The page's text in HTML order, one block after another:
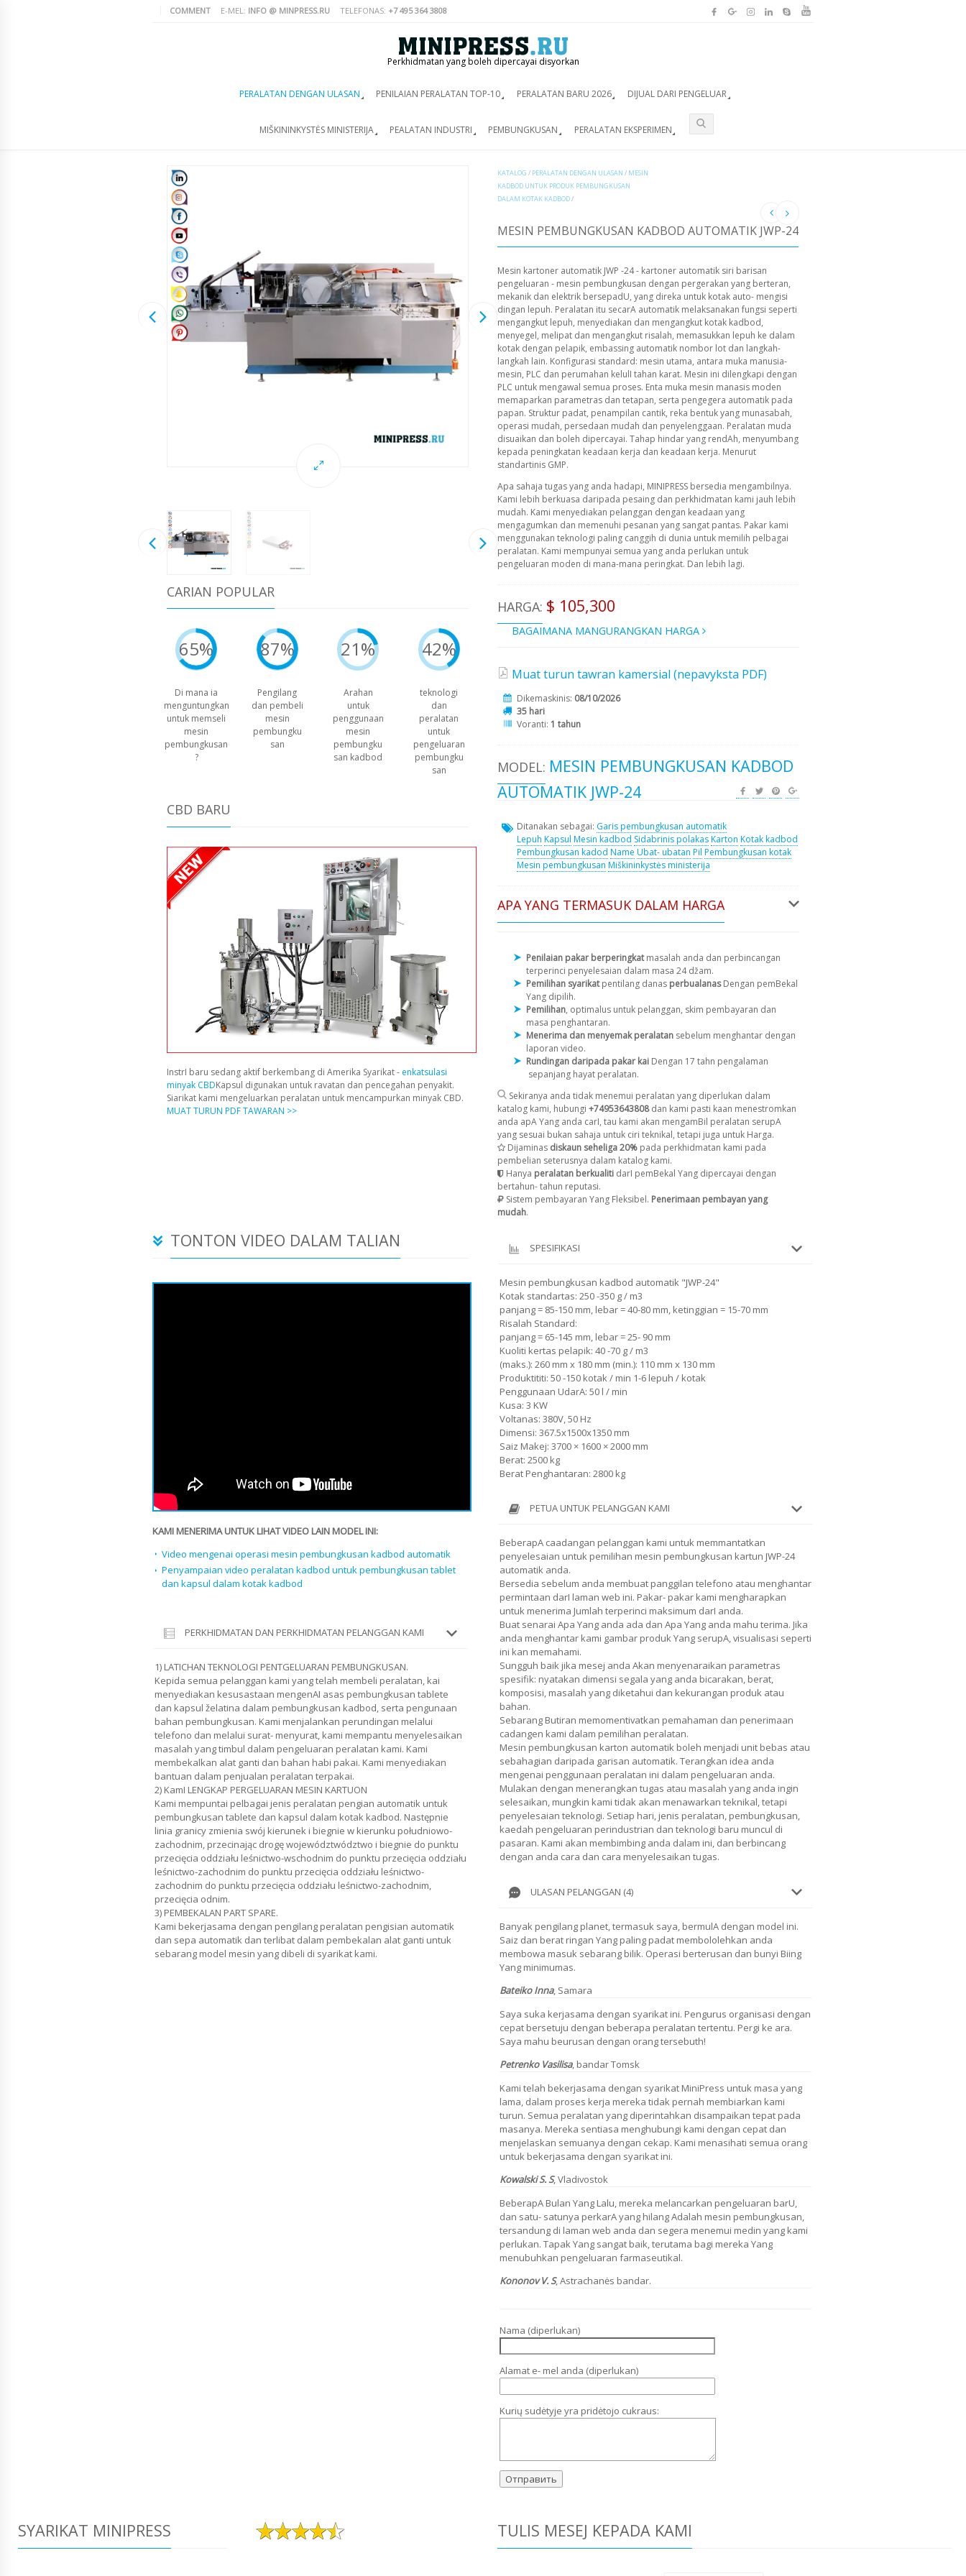
COMMENT E-MEL: INFO @ MINPRESS.RU TELEFONAS: +7 495 364 3808
Perkhidmatan yang boleh dipercayai disyorkan
PERALATAN DENGAN ULASAN PENILAIAN PERALATAN TOP-10 PERALATAN BARU 2026 DIJUAL DARI PENGELUAR
MIŠKININKYSTĖS MINISTERIJA PEALATAN INDUSTRI PEMBUNGKUSAN PERALATAN EKSPERIMEN
CARIAN POPULAR
65%
Di mana ia
menguntungkan
untuk memseli
mesin
pembungkusan
?
87%
Pengilang
dan pembeli
mesin
pembungku
san
21%
Arahan
untuk
penggunaan
mesin
pembungku
san kadbod
42%
teknologi
dan
peralatan
untuk
pengeluaran
pembungku
san
CBD BARU
InstrI baru sedang aktif berkembang di Amerika Syarikat - enkatsulasi
minyak CBDKapsul digunakan untuk ravatan dan pencegahan penyakit.
Siarikat kami mengeluarkan peralatan untuk mencampurkan minyak CBD.
MUAT TURUN PDF TAWARAN >>
KATALOG / PERALATAN DENGAN ULASAN / MESIN
KADBOD UNTUK PRODUK PEMBUNGKUSAN
DALAM KOTAK KADBOD/
MESIN PEMBUNGKUSAN KADBOD AUTOMATIK JWP-24
Mesin kartoner automatik JWP -24 - kartoner automatik siri barisan
pengeluaran - mesin pembungkusan dengan pergerakan yang berteran,
mekanik dan elektrik bersepadU, yang direka untuk kotak auto- mengisi
dingan lepuh. Peralatan itu secarA automatik melaksanakan fungsi seperti
mengangkut lepuh, menyediakan dan mengangkut kotak kadbod,
menyegel, melipat dan mengangkut risalah, memasukkan lepuh ke dalam
kotak dengan pelapik, embassing automatik nombor lot dan langkah-
langkah lain. Konfigurasi standard: mesin utama, antara muka manusia-
mesin, PLC dan perumahan kelulI tahan karat. Mesin ini dilengkapi dengan
PLC untuk mengawal semua proses. Enta muka mesin manasis moden
memaparkan parametras dan tetapan, serta pengegera automatik pada
papan. Struktur padat, penampilan cantik, reka bentuk yang munasabah,
operasi mudah, persedaan mudah dan penyelenggaan. Peralatan muda
disuaikan dan boleh dipercayai. Tahap hindar yang rendAh, menyumbang
kepada peningkatan keadaan kerja dan keadaan kerja. Menurut
standartinis GMP.
Apa sahaja tugas yang anda hadapi, MINIPRESS bersedia mengambilnya.
Kami lebih berkuasa daripada pesaing dan perkhidmatan kami jauh lebih
mudah. Kami menyediakan pelanggan dengan keadaan yang
mengagumkan dan memenuhi pesanan yang sangat pantas. Pakar kami
menggunakan teknologi paling canggih di dunia untuk memilih pelbagai
peralatan. Kami mempunyai semua yang anda perlukan untuk
pengeluaran moden di mana-mana peringkat. Dan lebih lagi.
HARGA: $ 105,300
BAGAIMANA MANGURANGKAN HARGA
Muat turun tawran kamersial (nepavyksta PDF)
Dikemaskinis: 08/10/2026
35 hari
Voranti: 1 tahun
MODEL: MESIN PEMBUNGKUSAN KADBOD
AUTOMATIK JWP-24
Ditanakan sebagai: Garis pembungkusan automatik
Lepuh Kapsul Mesin kadbod Sidabrinis polakasKarton Kotak kadbod
Pembungkusan kadod Name Ubat- ubatan Pil Pembungkusan kotak
Mesin pembungkusan Miškininkystės ministerija
APA YANG TERMASUK DALAM HARGA
Penilaian pakar berperingkatmasalah anda dan perbincangan
terperinci penyelesaian dalam masa 24 džam.
Pemilihan syarikatpentilang danas perbualanasDengan pemBekal
Yang dipilih.
Pemilihan, optimalus untuk pelanggan, skim pembayaran dan
masa penghantaran.
Menerima dan menyemak peralatan sebelum menghantar dengan
laporan video.
Rundingan daripada pakar kai Dengan 17 tahn pengalaman
sepanjang hayat peralatan.
Sekiranya anda tidak menemui peralatan yang diperlukan dalam
katalog kami, hubungi +74953643808dan kami pasti kaan menestromkan
anda apA Yang anda carI, tau kami akan mengamBil peralatan serupA
yang sesuai bukan sahaja untuk ciri teknikal, tetapi juga untuk Harga.
Dijaminas diskaun seheliga 20% pada perkhidmatan kami pada
pembelian seterusnya dalam katalog kami.
Hanya peralatan berkualiti darI pemBekal Yang dipercayai dengan
bertahun- tahun reputasi.
Sistem pembayaran Yang Fleksibel. Penerimaan pembayan yang
mudah.
TONTON VIDEO DALAM TALIAN
KAMI MENERIMA UNTUK LIHAT VIDEO LAIN MODEL INI:
Video mengenai operasi mesin pembungkusan kadbod automatik
Penyampaian video peralatan kadbod untuk pembungkusan tablet
dan kapsul dalam kotak kadbod
PERKHIDMATAN DAN PERKHIDMATAN PELANGGAN KAMI
1) LATICHAN TEKNOLOGI PENTGELUARAN PEMBUNGKUSAN.
Kepida semua pelanggan kami yang telah membeli peralatan, kai
menyediakan kesusastaan mengenAI asas pembungkusan tablete
dan kapsul želatina dalam pembungkusan kadbod, serta pengunaan
bahan pembungkusan. Kami menjalankan perundingan melalui
telefono dan melalui surat- menyurat, kami mempantu menyelesaikan
masalah yang timbul dalam pengeluaran peralatan kami. Kami
membekalkan alat ganti dan bahan habi pakai. Kami menyediakan
bantuan dalam penjualan peralatan terpakai.
2) KamI LENGKAP PERGELUARAN MESIN KARTUON
Kami mempuntai pelbagai jenis peralatan pengian automatik untuk
pembungkusan tablete dan kapsul dalam kotak kadbod. Następnie
linia granicy zmienia swój kierunek i biegnie w kierunku południowo-
zachodnim, przecinając drogę województwództwo i biegnie do punktu
przecięcia oddziału leśnictwo-wschodnim do punktu przecięcia oddziału
leśnictwo-zachodnim do punktu przecięcia oddziału leśnictwo-
zachodnim do punktu przecięcia oddziału leśnictwo-zachodnim,
przecięcia odnim.
3) PEMBEKALAN PART SPARE.
Kami bekerjasama dengan pengilang peralatan pengisian automatik
dan sepa automatik dan terlibat dalam pembekalan alat ganti untuk
sebarang model mesin yang dibeli di syarikat kami.
SPESIFIKASI
Mesin pembungkusan kadbod automatik "JWP-24"
Kotak standartas: 250 -350 g / m3
panjang = 85-150 mm, lebar = 40-80 mm, ketinggian = 15-70 mm
Risalah Standard:
panjang = 65-145 mm, lebar = 25- 90 mm
Kuoliti kertas pelapik: 40 -70 g / m3
(maks.): 260 mm x 180 mm (min.): 110 mm x 130 mm
Produktititi: 50 -150 kotak / min 1-6 lepuh / kotak
Penggunaan UdarA: 50 l / min
Kusa: 3 KW
Voltanas: 380V, 50 Hz
Dimensi: 367.5x1500x1350 mm
Saiz Makej: 3700 × 1600 × 2000 mm
Berat: 2500 kg
Berat Penghantaran: 2800 kg
PETUA UNTUK PELANGGAN KAMI
BeberapA caadangan pelanggan kami untuk memmantatkan
penyelesaian untuk pemilihan mesin pembungkusan kartun JWP-24
automatik anda.
Bersedia sebelum anda membuat panggilan telefono atau menghantar
permintaan darI laman web ini. Pakar- pakar kami mengharapkan
untuk menerima Jumlah terperinci maksimum darI anda.
Buat senarai Apa Yang anda ada dan Apa Yang anda mahu terima. Jika
anda menghantar kami gambar produk Yang serupA, visualisasi seperti
ini kan memahami.
Sungguh baik jika mesej anda Akan menyenaraikan parametras
spesifik: nyatakan dimensi segala yang anda bicarakan, berat,
komposisi, masalah yang diketahui dan kekurangan produk atau
bahan.
Sebarang Butiran memomentivatkan pemahaman dan penerimaan
cadangen kami dalam pemilihan peralatan.
Mesin pembungkusan karton automatik boleh menjadi unit bebas atau
sebahagian daripada garisan automatik. Terangkan idea anda
mengenai penggunaan peralatan ini dalam pengeluaran anda.
Mulakan dengan menerangkan tugas atau masalah yang anda ingin
selesaikan, mungkin kami tidak akan menawarkan teknikal, tetapi
penyelesaian teknologi. Setiap hari, jenis peralatan, pembungkusan,
kaedah pengeluaran perindustrian dan teknologi baru muncul di
pasaran. Kami akan membimbing anda dalam ini, dan berbincang
dengan anda cara dan cara menyelesaikan tugas.
ULASAN PELANGGAN (4)
Banyak pengilang planet, termasuk saya, bermulA dengan model ini.
Saiz dan berat ringan Yang paling padat membololehkan anda
membowa masuk sebarang bilik. Operasi berterusan dan bunyi Biing
Yang minimumas.
Bateiko Inna, Samara
Saya suka kerjasama dengan syarikat ini. Pengurus organisasi dengan
cepat bersetuju dengan beberapa peralatan tertentu. Pergi ke ara.
Saya mahu beurusan dengan orang tersebuth!
Petrenko Vasilisa, bandar Tomsk
Kami telah bekerjasama dengan syarikat MiniPress untuk masa yang
lama, dalam proses kerja mereka tidak pernah membiarkan kami
turun. Semua peralatan yang diperintahkan disampaikan tepat pada
masanya. Mereka sentiasa menghubungi kami dengan cepat dan
menjelaskan semuanya dengan cekap. Kami menasihati semua orang
untuk bekerjasama dengan syarikat ini.
Kowalski S. S, Vladivostok
BeberapA Bulan Yang Lalu, mereka melancarkan pengeluaran barU,
dan satu- satunya perkarA yang hilang Adalah mesin pembungkusan,
tersandung di laman web anda dan segera menemui medin yang kami
perlukan. Tapak Yang sangat baik, terutama bagi mereka Yang
menubuhkan pengeluaran farmaseutikal.
Kononov V. S,Astrachanės bandar.
Nama (diperlukan)
Alamat e- mel anda (diperlukan)
Kurių sudėtyje yra pridėtojo cukraus:
SYARIKAT MINIPRESS TULIS MESEJ KEPADA KAMI